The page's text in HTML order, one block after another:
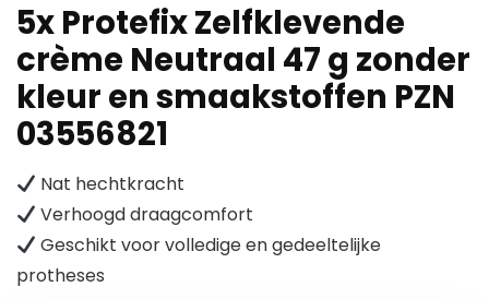
5x Protefix Zelfklevende
crème Neutraal 47 g zonder
kleur en smaakstoffen PZN
03556821
Nat hechtkracht
Verhoogd draagcomfort
Geschikt voor volledige en gedeeltelijke
protheses